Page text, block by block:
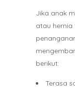
Jika anak
atau hernia
berikut:
Terasa